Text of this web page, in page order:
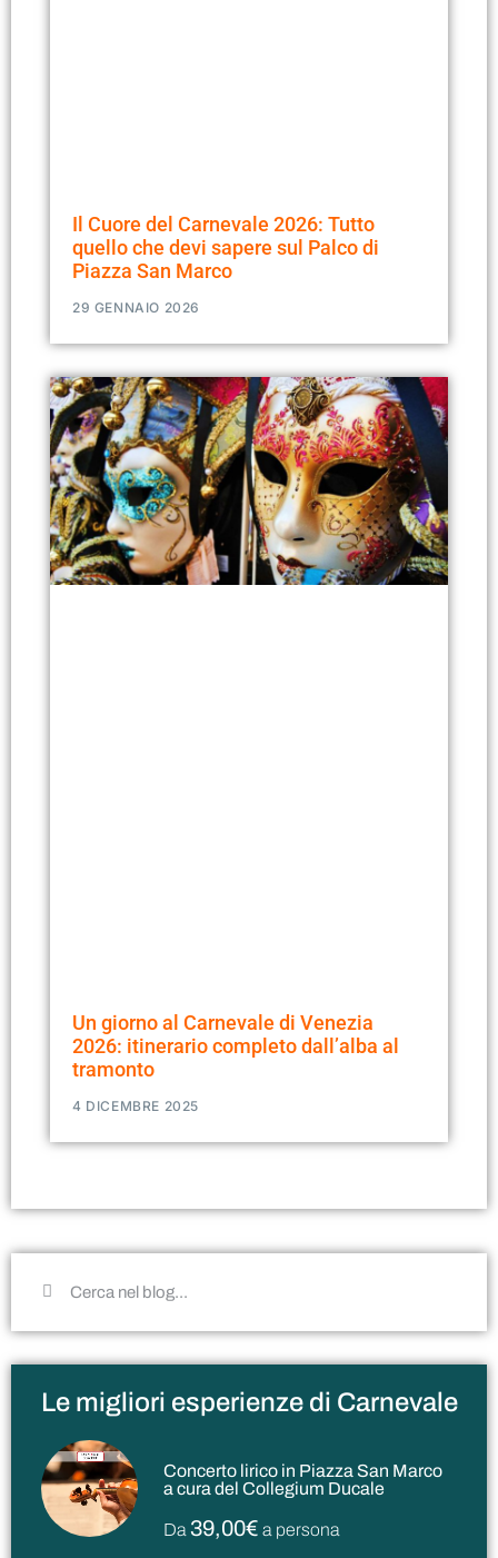
Il Cuore del Carnevale 2026: Tutto
quello che devi sapere sul Palco di
Piazza San Marco
29 GENNAIO 2026
Un giorno al Carnevale di Venezia
2026: itinerario completo dall’alba al
tramonto
4 DICEMBRE 2025
Le migliori esperienze di Carnevale
Concerto lirico in Piazza San Marco
a cura del Collegium Ducale
Da39,00€ a persona